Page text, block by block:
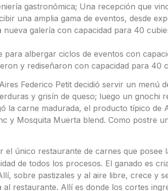
gastronómica; Una recepción que
una amplia gama de eventos, desde
galería con capacidad para 40
albergar ciclos de eventos con
y rediseñaron con capacidad para 40
Federico Petit decidió servir un menú
y grisín de queso; luego un gnochi
la carne madurada, el producto típico de
y Mosquita Muerta blend. Como postre
el único restaurante de carnes que posee
de todos los procesos. El ganado es
sobre pastizales y al aire libre, crece y
restaurante. Allí es donde los cortes